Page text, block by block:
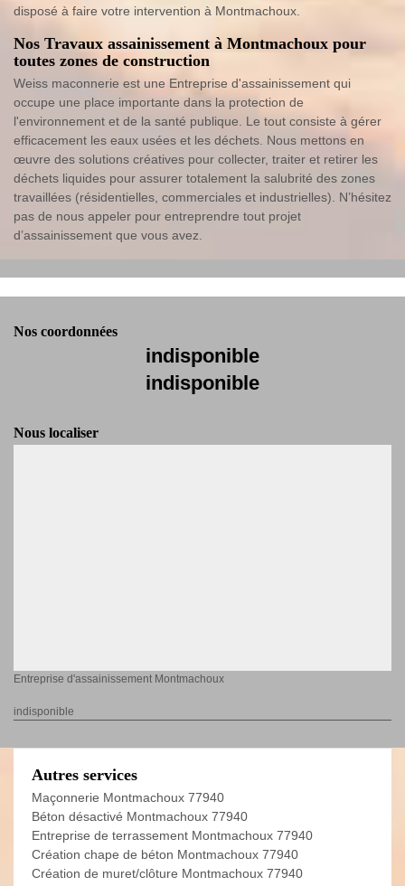
disposé à faire votre intervention à Montmachoux.
Nos Travaux assainissement à Montmachoux pour
toutes zones de construction
Weiss maconnerie est une Entreprise d'assainissement qui
occupe une place importante dans la protection de
l'environnement et de la santé publique. Le tout consiste à gérer
efficacement les eaux usées et les déchets. Nous mettons en
œuvre des solutions créatives pour collecter, traiter et retirer les
déchets liquides pour assurer totalement la salubrité des zones
travaillées (résidentielles, commerciales et industrielles). N’hésitez
pas de nous appeler pour entreprendre tout projet
d’assainissement que vous avez.
Nos coordonnées
indisponible
indisponible
Nous localiser
Entreprise d'assainissement Montmachoux
indisponible
Autres services
Maçonnerie Montmachoux 77940
Béton désactivé Montmachoux 77940
Entreprise de terrassement Montmachoux 77940
Création chape de béton Montmachoux 77940
Création de muret/clôture Montmachoux 77940